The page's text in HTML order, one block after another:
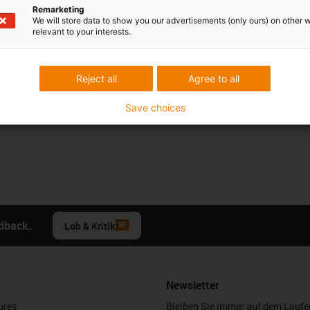
Lebensdauerrechner, Toleranzen-Check und
wenigen Minuten alle relevanten Informationen, um Ihr
Lob & Kritik
Newsletter
Bleiben Sie immer auf dem
Remarketing
We will store data to show you our advertisements (only ours) on other
relevant to your interests.
Agree to all
Reject all
Save choices